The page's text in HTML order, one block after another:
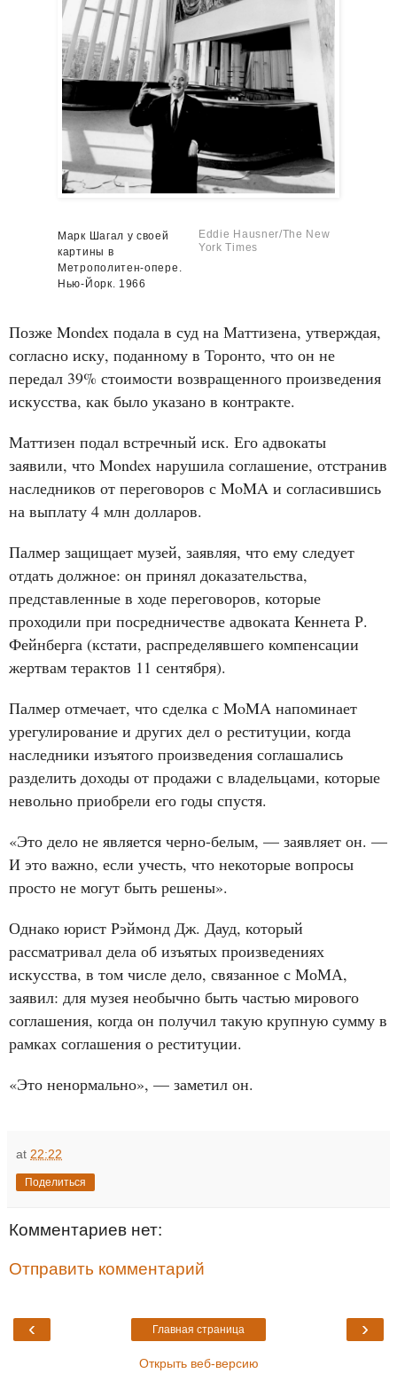
Марк Шагал у своей
картины в
Метрополитен-опере.
Нью-Йорк. 1966
Eddie Hausner/The New
York Times
Позже Mondex подала в суд на Маттизена, утверждая,
согласно иску, поданному в Торонто, что он не
передал 39% стоимости возвращенного произведения
искусства, как было указано в контракте.
Маттизен подал встречный иск. Его адвокаты
заявили, что Mondex нарушила соглашение, отстранив
наследников от переговоров с MoMA и согласившись
на выплату 4 млн долларов.
Палмер защищает музей, заявляя, что ему следует
отдать должное: он принял доказательства,
представленные в ходе переговоров, которые
проходили при посредничестве адвоката Кеннета Р.
Фейнберга (кстати, распределявшего компенсации
жертвам терактов 11 сентября).
Палмер отмечает, что сделка с MoMA напоминает
урегулирование и других дел о реституции, когда
наследники изъятого произведения соглашались
разделить доходы от продажи с владельцами, которые
невольно приобрели его годы спустя.
«Это дело не является черно-белым, — заявляет он. —
И это важно, если учесть, что некоторые вопросы
просто не могут быть решены».
Однако юрист Рэймонд Дж. Дауд, который
рассматривал дела об изъятых произведениях
искусства, в том числе дело, связанное с МоМА,
заявил: для музея необычно быть частью мирового
соглашения, когда он получил такую ​​крупную сумму в
рамках соглашения о реституции.
«Это ненормально», — заметил он.
at 22:22
Поделиться
Комментариев нет:
Отправить комментарий
‹ ›
Главная страница
Открыть веб-версию